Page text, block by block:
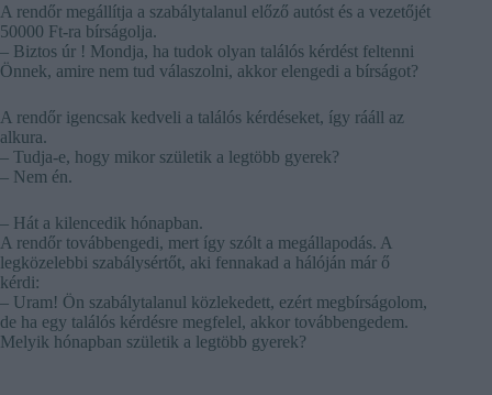
A rendőr megállítja a szabálytalanul előző autóst és a vezetőjét
50000 Ft-ra bírságolja.
– Biztos úr ! Mondja, ha tudok olyan találós kérdést feltenni
Önnek, amire nem tud válaszolni, akkor elengedi a bírságot?
A rendőr igencsak kedveli a találós kérdéseket, így rááll az
alkura.
– Tudja-e, hogy mikor születik a legtöbb gyerek?
– Nem én.
– Hát a kilencedik hónapban.
A rendőr továbbengedi, mert így szólt a megállapodás. A
legközelebbi szabálysértőt, aki fennakad a hálóján már ő
kérdi:
– Uram! Ön szabálytalanul közlekedett, ezért megbírságolom,
de ha egy találós kérdésre megfelel, akkor továbbengedem.
Melyik hónapban születik a legtöbb gyerek?